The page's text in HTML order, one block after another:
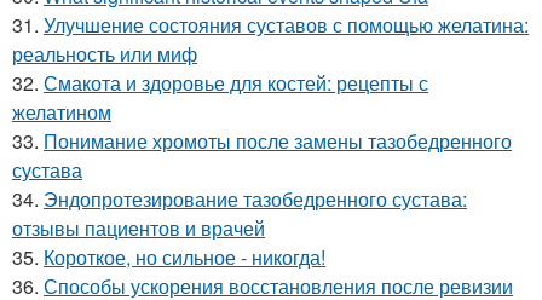
31. Улучшение состояния суставов с помощью желатина:
реальность или миф
32. Смакота и здоровье для костей: рецепты с
желатином
33. Понимание хромоты после замены тазобедренного
сустава
34. Эндопротезирование тазобедренного сустава:
отзывы пациентов и врачей
35. Короткое, но сильное - никогда!
36. Способы ускорения восстановления после ревизии